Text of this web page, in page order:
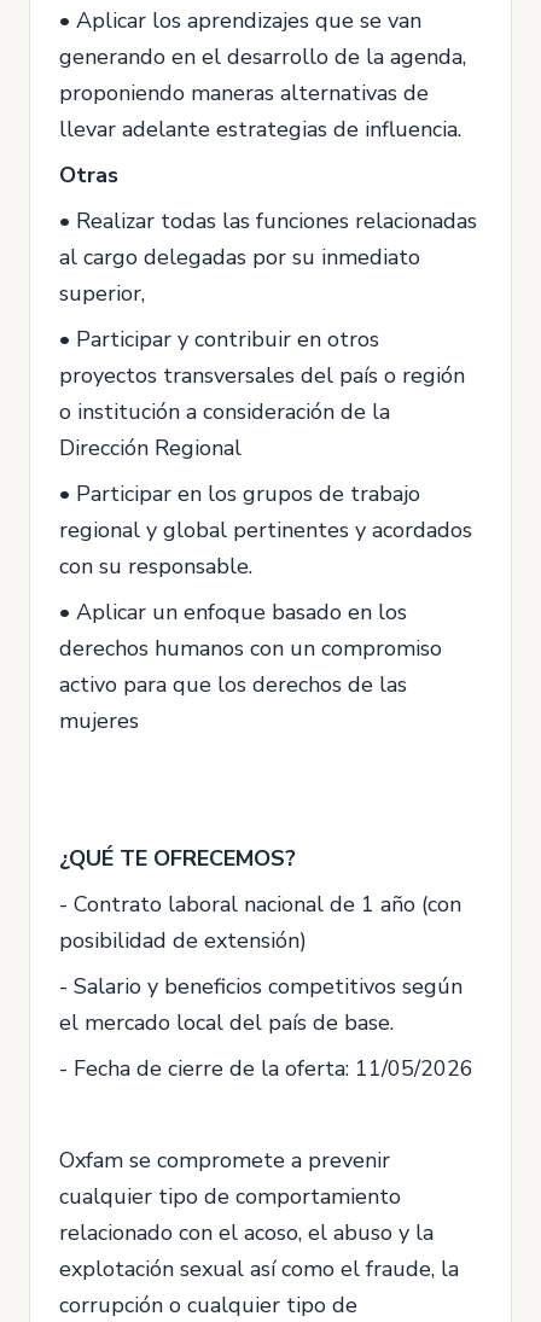
• Aplicar los aprendizajes que se van
generando en el desarrollo de la agenda,
proponiendo maneras alternativas de
llevar adelante estrategias de influencia.
Otras
• Realizar todas las funciones relacionadas
al cargo delegadas por su inmediato
superior,
• Participar y contribuir en otros
proyectos transversales del país o región
o institución a consideración de la
Dirección Regional
• Participar en los grupos de trabajo
regional y global pertinentes y acordados
con su responsable.
• Aplicar un enfoque basado en los
derechos humanos con un compromiso
activo para que los derechos de las
mujeres
¿QUÉ TE OFRECEMOS?
- Contrato laboral nacional de 1 año (con
posibilidad de extensión)
- Salario y beneficios competitivos según
el mercado local del país de base.
- Fecha de cierre de la oferta: 11/05/2026
Oxfam se compromete a prevenir
cualquier tipo de comportamiento
relacionado con el acoso, el abuso y la
explotación sexual así como el fraude, la
corrupción o cualquier tipo de